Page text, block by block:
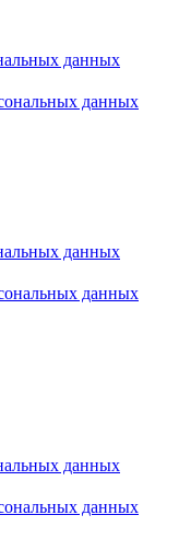
данных
данных
данных
данных
данных
данных